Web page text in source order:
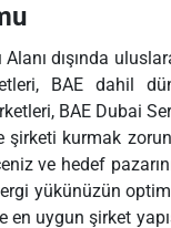
Alanı dışında
BAE dahil
BAE Dubai
kurmak
ve hedef
yükünüzün
uygun şirket